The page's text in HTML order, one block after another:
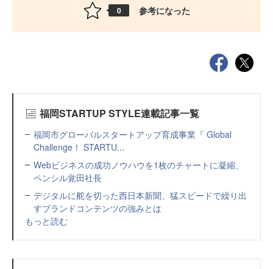
0 参考になった
福岡STARTUP STYLE連載記事一覧
福岡市グローバルスタートアップ育成事業『 Global
Challenge！ STARTU...
Webビジネスの成功ノウハウを1枚のチャートに凝縮、
ペンシル覚田社長
デジタルに舵を切った西日本新聞、猛スピードで繰り出
すブランドコンテンツの強みとは
もっと読む